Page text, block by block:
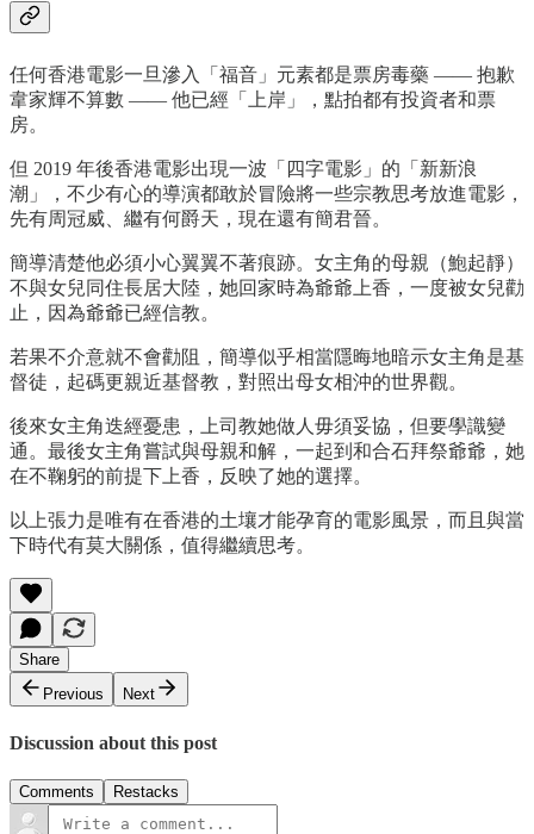
任何香港電影一旦滲入「福音」元素都是票房毒藥 —— 抱歉
韋家輝不算數 —— 他已經「上岸」，點拍都有投資者和票
房。
但 2019 年後香港電影出現一波「四字電影」的「新新浪
潮」，不少有心的導演都敢於冒險將一些宗教思考放進電影，
先有周冠威、繼有何爵天，現在還有簡君晉。
簡導清楚他必須小心翼翼不著痕跡。女主角的母親（鮑起靜）
不與女兒同住長居大陸，她回家時為爺爺上香，一度被女兒勸
止，因為爺爺已經信教。
若果不介意就不會勸阻，簡導似乎相當隱晦地暗示女主角是基
督徒，起碼更親近基督教，對照出母女相沖的世界觀。
後來女主角迭經憂患，上司教她做人毋須妥協，但要學識變
通。最後女主角嘗試與母親和解，一起到和合石拜祭爺爺，她
在不鞠躬的前提下上香，反映了她的選擇。
以上張力是唯有在香港的土壤才能孕育的電影風景，而且與當
下時代有莫大關係，值得繼續思考。
Share
Previous
Next
Discussion about this post
Comments Restacks